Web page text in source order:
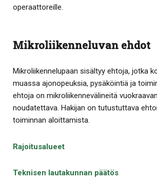
operaattoreille.
Mikroliikenneluvan ehdot
Mikroliikennelupaan sisältyy ehtoja, jotka
muassa ajonopeuksia, pysäköintiä ja
ehtoja on mikroliikennevälineitä
noudatettava. Hakijan on tutustuttava
toiminnan aloittamista.
Rajoitusalueet
Teknisen lautakunnan päätös